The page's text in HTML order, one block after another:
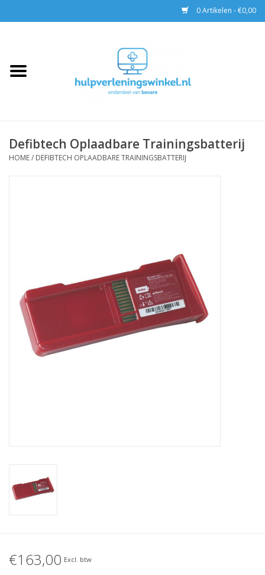
0 Artikelen - €0,00
EHBO
Defibtech Oplaadbare Trainingsbatterij
HOME/ DEFIBTECH OPLAADBARE TRAININGSBATTERIJ
€163,00 Excl. btw